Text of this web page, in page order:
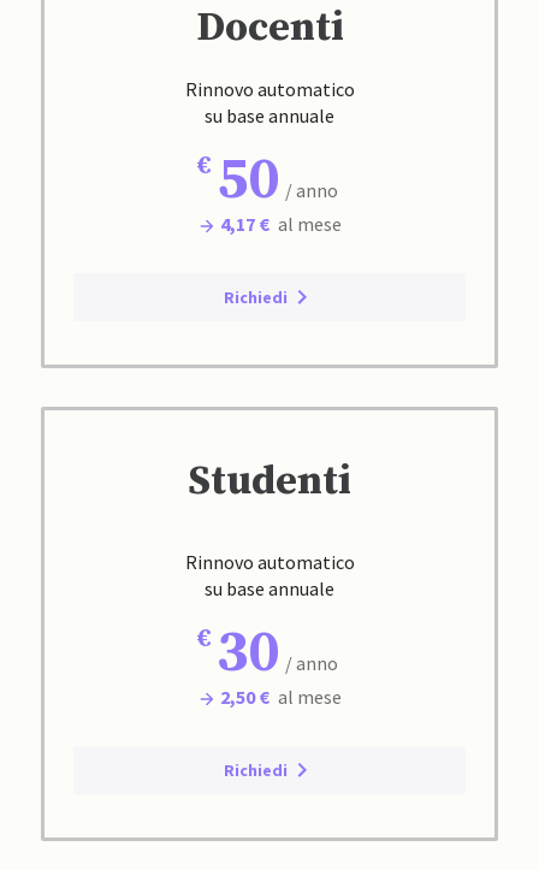
Docenti
Rinnovo automatico
su base annuale
50 / anno
4,17 € al mese
Richiedi
Studenti
Rinnovo automatico
su base annuale
30 / anno
2,50 € al mese
Richiedi